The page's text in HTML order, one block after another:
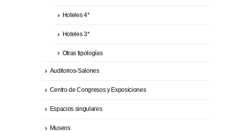
Hoteles 4*
Hoteles 3*
Otras tipologías
Auditorios-Salones
Centro de Congresos y Exposiciones
Espacios singulares
Museos